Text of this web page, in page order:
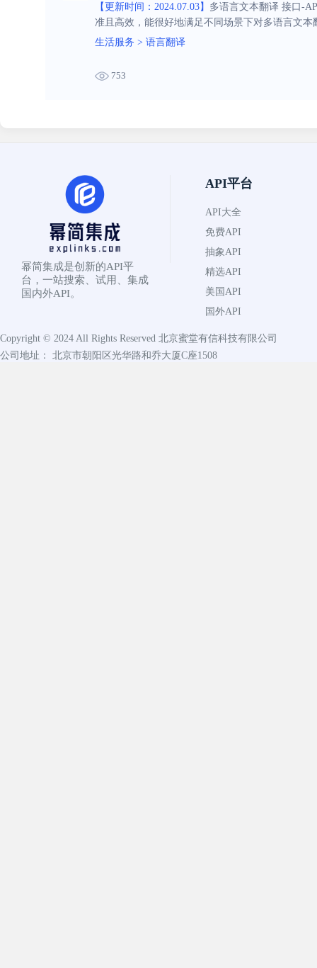
【更新时间：2024.07.03】 多语言文本翻译 接口-
准且高效，能很好地满足不同场景下对多语言文
生活服务 > 语言翻译
753
幂简集成是创新的API平
台，一站搜索、试用、集成
国内外API。
API平台
API大全
免费API
抽象API
精选API
美国API
国外API
Copyright © 2024 All Rights Reserved 北京蜜堂有信科技有限公司
公司地址： 北京市朝阳区光华路和乔大厦C座1508